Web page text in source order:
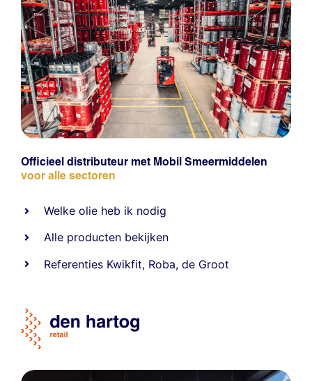
Officieel distributeur met Mobil Smeermiddelen
voor alle sectoren
Welke olie heb ik nodig
Alle producten bekijken
Referenties Kwikfit, Roba,de Groot